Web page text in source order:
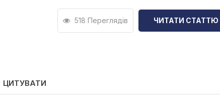
518 Переглядів ЧИТАТИ СТАТТЮ
ЦИТУВАТИ